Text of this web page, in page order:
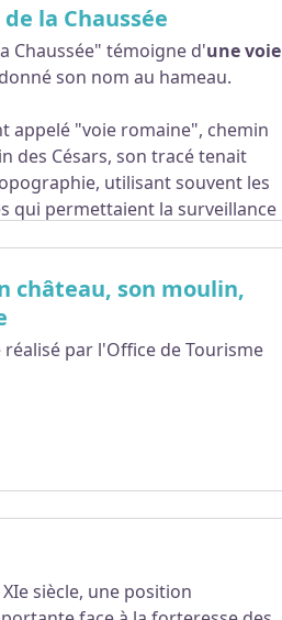
la Chaussée
Chaussée" témoigne d'une voie
son nom au hameau.
appelé "voie romaine", chemin
des Césars, son tracé tenait
utilisant souvent les
qui permettaient la surveillance
de Saint-Germain-des-
une grand mortalité
d'empressement du curé
de Saint-Germain pour
un 1er oratoire,
château, son moulin,
réalisé par l'Office de Tourisme
siècle, une position